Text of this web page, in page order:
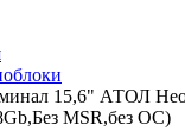
15,6" АТОЛ
MSR,без ОС)